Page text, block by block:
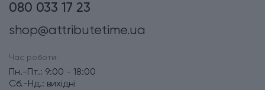
080 033 17 23
shop@attributetime.ua
Час роботи:
Пн.-Пт.: 9:00 - 18:00
Сб.-Нд.: вихідні